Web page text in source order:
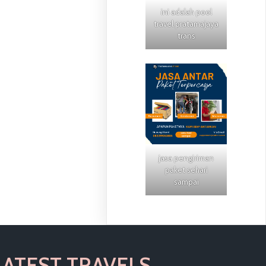
ini adalah pool
travel pratamajaya
trans
jasa pengiriman
paket sehari
sampai